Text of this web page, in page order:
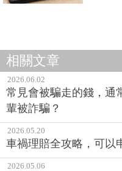
相關文章
2026.06.02
常見會被騙走的錢，通
輩被詐騙？
2026.05.20
車禍理賠全攻略，可以
2026.05.06